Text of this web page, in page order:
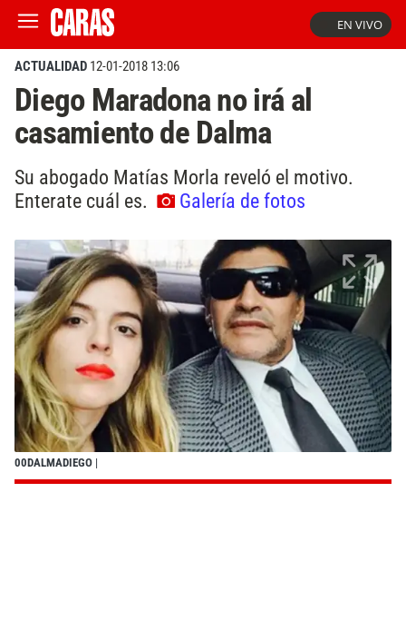
EN VIVO
ACTUALIDAD 12-01-2018 13:06
Diego Maradona no irá al
casamiento de Dalma
Su abogado Matías Morla reveló el motivo.
Enterate cuál es.
Galería de fotos
00DALMADIEGO |